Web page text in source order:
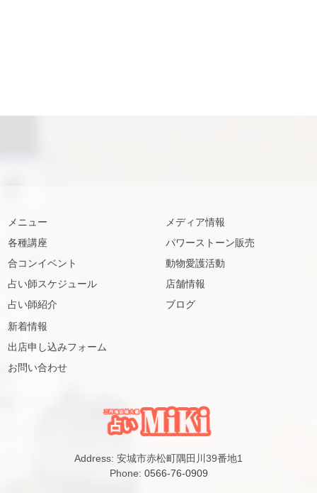
メニュー
各種講座
合コンイベント
占い師スケジュール
占い師紹介
メディア情報
パワーストーン販売
動物愛護活動
店舗情報
ブログ
新着情報
出店申し込みフォーム
お問い合わせ
Address: 安城市赤松町隅田川39番地1
Phone: 0566-76-0909